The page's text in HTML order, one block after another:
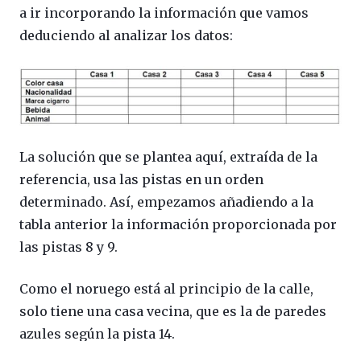
a ir incorporando la información que vamos
deduciendo al analizar los datos:
La solución que se plantea aquí, extraída de la
referencia, usa las pistas en un orden
determinado. Así, empezamos añadiendo a la
tabla anterior la información proporcionada por
las pistas 8 y 9.
Como el noruego está al principio de la calle,
solo tiene una casa vecina, que es la de paredes
azules según la pista 14.